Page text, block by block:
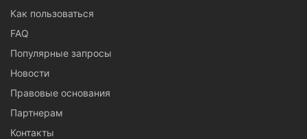
Как пользоваться
FAQ
Популярные запросы
Новости
Правовые основания
Партнерам
Контакты